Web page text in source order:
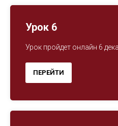
Урок 6
Урок пройдет онлайн 6
ПЕРЕЙТИ